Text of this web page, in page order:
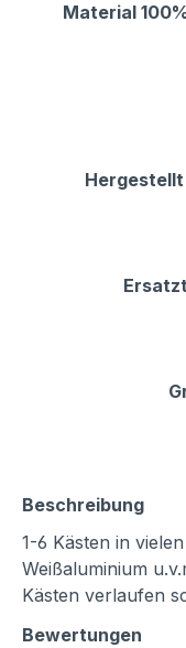
Material
Beschreibung
1-6 Kästen in
Weißaluminium
Kästen verlaufen
Bewertungen